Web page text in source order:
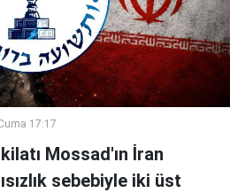
17:17
Mossad'ın İran
sebebiyle iki üst